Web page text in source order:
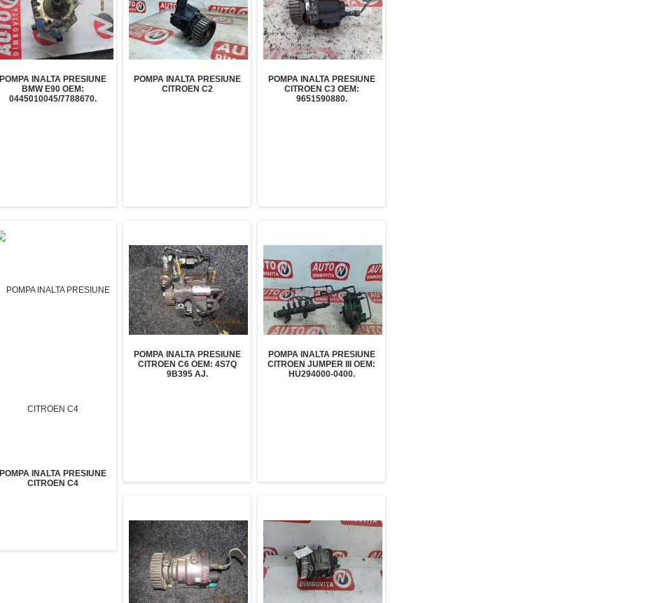
POMPA INALTA PRESIUNE
BMW E90 OEM:
0445010045/7788670.
POMPA INALTA PRESIUNE
CITROEN C2
POMPA INALTA PRESIUNE
CITROEN C3 OEM:
9651590880.
POMPA INALTA PRESIUNE
CITROEN C4
POMPA INALTA PRESIUNE
CITROEN C6 OEM: 4S7Q
9B395 AJ.
POMPA INALTA PRESIUNE
CITROEN JUMPER III OEM:
HU294000-0400.